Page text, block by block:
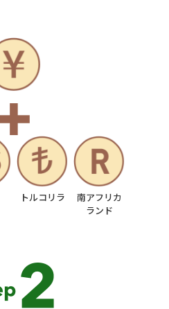
トルコリラ
南アフリカ
ランド